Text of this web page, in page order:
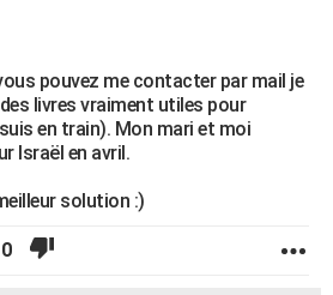
pouvez me contacter par mail je
livres vraiment utiles pour
en train). Mon mari et moi
Israël en avril.
solution :)
0